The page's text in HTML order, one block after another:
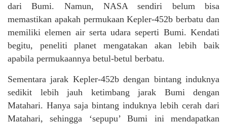
dari Bumi. Namun, NASA sendiri belum bisa
memastikan apakah permukaan Kepler-452b berbatu dan
memiliki elemen air serta udara seperti Bumi. Kendati
begitu, peneliti planet mengatakan akan lebih baik
apabila permukaannya betul-betul berbatu.
Sementara jarak Kepler-452b dengan bintang induknya
sedikit lebih jauh ketimbang jarak Bumi dengan
Matahari. Hanya saja bintang induknya lebih cerah dari
Matahari, sehingga ‘sepupu’ Bumi ini mendapatkan